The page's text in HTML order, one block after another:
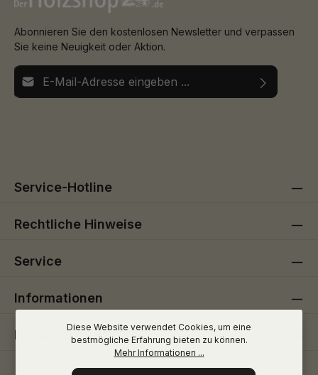
Abonnieren Sie den kostenlosen Newsletter und verpassen
Sie keine Neuigkeit oder Aktion.
E-Mail-Adresse*
Service-Hotline
Rechtliche Hinweise
Service
Informationen
Folge uns
Diese Website verwendet Cookies, um eine
bestmögliche Erfahrung bieten zu können.
Mehr Informationen ...